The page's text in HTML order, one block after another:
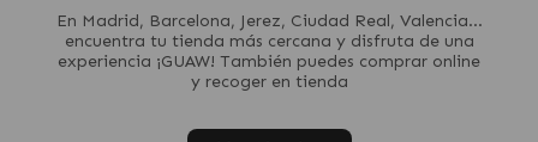
En Madrid, Barcelona, Jerez, Ciudad Real, Valencia...
encuentra tu tienda más cercana y disfruta de una
experiencia ¡GUAW! También puedes comprar online
y recoger en tienda